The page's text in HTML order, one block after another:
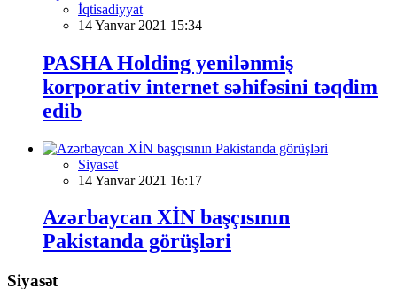
İqtisadiyyat
14 Yanvar 2021 15:34
PASHA Holding yenilənmiş
korporativ internet səhifəsini təqdim
edib
Siyasət
14 Yanvar 2021 16:17
Azərbaycan XİN başçısının
Pakistanda görüşləri
Siyasət